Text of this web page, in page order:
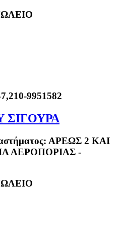
9951582
ΣΙΓΟΥΡΑ
ΑΡΕΩΣ 2 ΚΑΙ
ΑΕΡΟΠΟΡΙΑΣ -